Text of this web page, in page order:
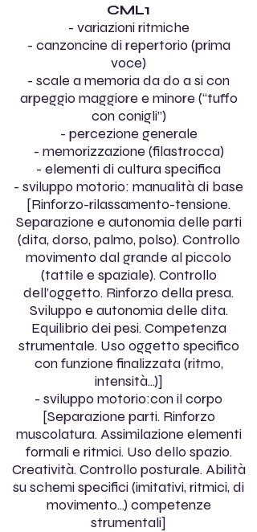
CML1
- variazioni ritmiche
- canzoncine di repertorio (prima
voce)
- scale a memoria da do a si con
arpeggio maggiore e minore (“tuffo
con conigli”)
- percezione generale
- memorizzazione (filastrocca)
- elementi di cultura specifica
- sviluppo motorio: manualità di base
[Rinforzo-rilassamento-tensione.
Separazione e autonomia delle parti
(dita, dorso, palmo, polso). Controllo
movimento dal grande al piccolo
(tattile e spaziale). Controllo
dell’oggetto. Rinforzo della presa.
Sviluppo e autonomia delle dita.
Equilibrio dei pesi. Competenza
strumentale. Uso oggetto specifico
con funzione finalizzata (ritmo,
intensità...)]
- sviluppo motorio:con il corpo
[Separazione parti. Rinforzo
muscolatura. Assimilazione elementi
formali e ritmici. Uso dello spazio.
Creatività. Controllo posturale. Abilità
su schemi specifici (imitativi, ritmici, di
movimento...) competenze
strumentali]